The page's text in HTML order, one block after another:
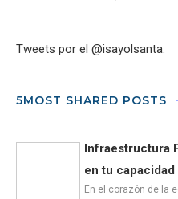
Tweets por el @isayolsanta.
5MOST SHARED POSTS
Infraestructura
en tu
En el corazón de la